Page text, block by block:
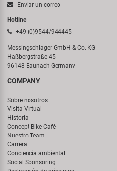
Enviar un correo
Hotline
+49 (0)9544/944445
Messingschlager GmbH & Co. KG
Haßbergstraße 45
96148 Baunach-Germany
COMPANY
Sobre nosotros
Visita Virtual
Historia
Concept Bike-Café
Nuestro Team
Carrera
Conciencia ambiental
Social Sponsoring